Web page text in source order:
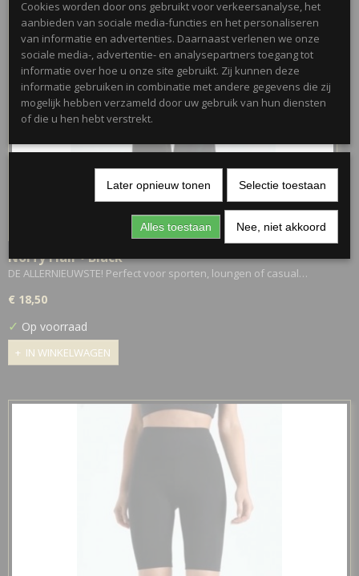
Norfy Flair • Black
DE ALLERNIEUWSTE! Perfect voor sporten, loungen of casual…
€ 18,50
✓ Op voorraad
IN WINKELWAGEN
Cookies worden door ons gebruikt voor verkeersanalyse, het
aanbieden van sociale media-functies en het personaliseren
van informatie en advertenties. Daarnaast verlenen we onze
sociale media-, advertentie- en analysepartners toegang tot
informatie over hoe u onze site gebruikt. Zij kunnen deze
informatie gebruiken in combinatie met andere gegevens die zij
mogelijk hebben verzameld door uw gebruik van hun diensten
of die u hen hebt verstrekt.
Later opnieuw tonen Selectie toestaan
Alles toestaan Nee, niet akkoord